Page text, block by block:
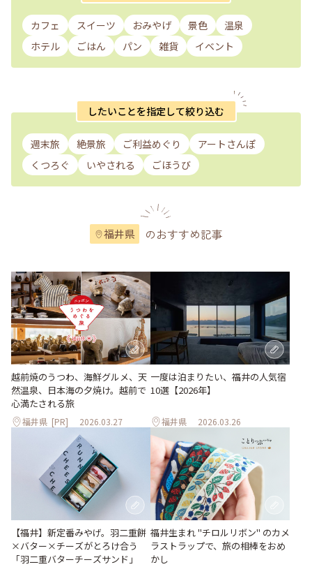
カフェ スイーツ おみやげ 景色
温泉
ホテル
ごはん パン 雑貨 イベント
したいことを指定して絞り込む
週末旅 絶景旅 ご利益めぐり
アートさんぽ
くつろぐ
いやされる ごほうび
福井県 のおすすめ記事
越前焼のうつわ、海鮮グルメ、天
然温泉、日本海の夕焼け。越前で
心満たされる旅
福井県 [PR] 2026.03.27
一度は泊まりたい、福井の人気宿
10選【2026年】
福井県 2026.03.26
【福井】新定番みやげ。羽二重餅
×バター×チーズがとろけ合う
「羽二重バターチーズサンド」
福井生まれ "チロルリボン" のカメ
ラストラップで、旅の相棒をおめ
かし